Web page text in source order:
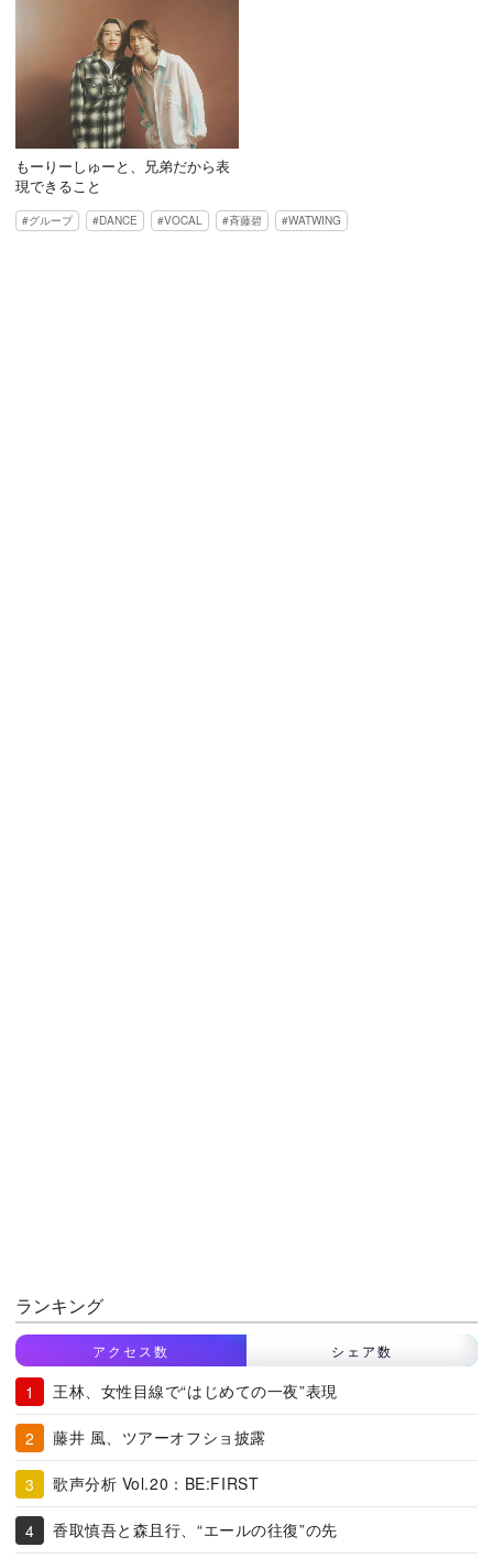
もーりーしゅーと、兄弟だから表
現できること
グループ DANCE VOCAL 斉藤碧 WATWING
ランキング
アクセス数 シェア数
王林、女性目線で“はじめての一夜”表現
藤井 風、ツアーオフショ披露
歌声分析 Vol.20：BE:FIRST
香取慎吾と森且行、“エールの往復”の先